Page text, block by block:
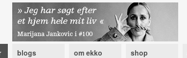
blogs om ekko shop